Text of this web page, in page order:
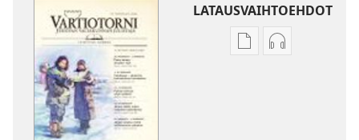
LATAUSVAIHTOEHDOT
JulkaisujenÄänitteiden